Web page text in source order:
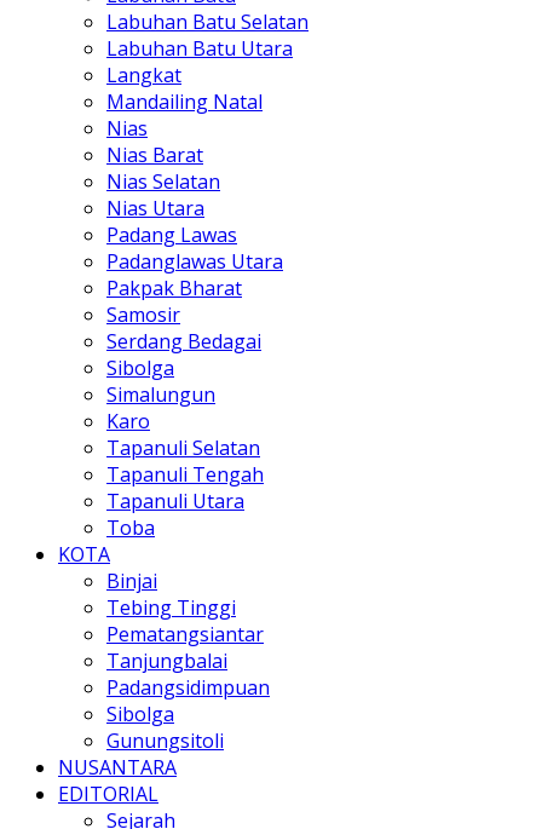
Labuhan Batu Selatan
Labuhan Batu Utara
Langkat
Mandailing Natal
Nias
Nias Barat
Nias Selatan
Nias Utara
Padang Lawas
Padanglawas Utara
Pakpak Bharat
Samosir
Serdang Bedagai
Sibolga
Simalungun
Karo
Tapanuli Selatan
Tapanuli Tengah
Tapanuli Utara
Toba
KOTA
Binjai
Tebing Tinggi
Pematangsiantar
Tanjungbalai
Padangsidimpuan
Sibolga
Gunungsitoli
NUSANTARA
EDITORIAL
Sejarah